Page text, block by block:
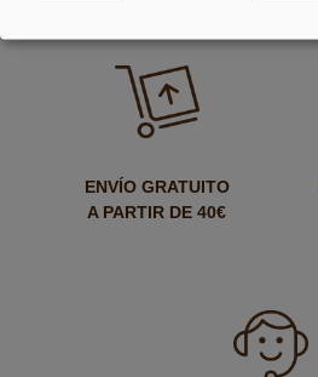
ENVÍO GRATUITO
A PARTIR DE 40€